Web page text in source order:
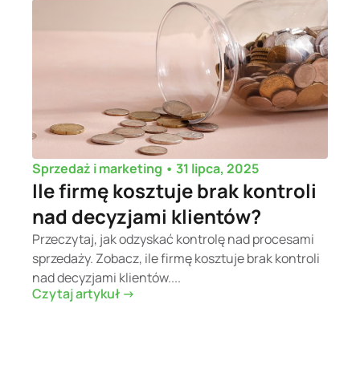
Sprzedaż i marketing • 31 lipca, 2025
Ile firmę kosztuje brak kontroli
nad decyzjami klientów?
Przeczytaj, jak odzyskać kontrolę nad procesami
sprzedaży. Zobacz, ile firmę kosztuje brak kontroli
nad decyzjami klientów....
Czytaj artykuł ->